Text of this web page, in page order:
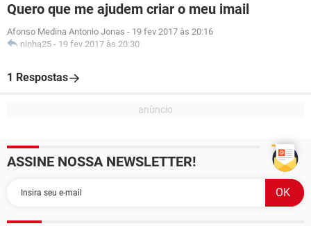
Quero que me ajudem criar o meu imail
Afonso Medina Antonio Jonas - 19 fev 2017 às 20:16
ninha25 - 19 fev 2017 às 20:30
1 Respostas
ASSINE NOSSA NEWSLETTER!